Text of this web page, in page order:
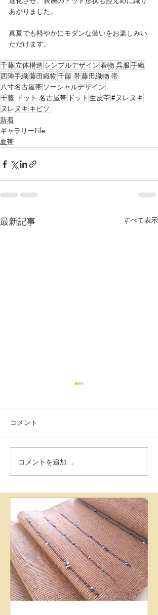
あがりました。
真夏でも軽やかにモダンな装いをお楽しみい
ただけます。
千藤立体構造 シンプルデザイン着物 呉服手織
西陣手織藤田織物千藤 帯藤田織物 帯
八寸名古屋帯 ソーシャルデザイン
千藤 ドット 名古屋帯 ドット 生皮苧#ヌレヌキ
ヌレヌキ キビソ
新着
ギャラリーFile
夏帯
最新記事 すべて表示
作品File ヌレヌキ九寸名
古屋帯
コメント
コメントを追加…